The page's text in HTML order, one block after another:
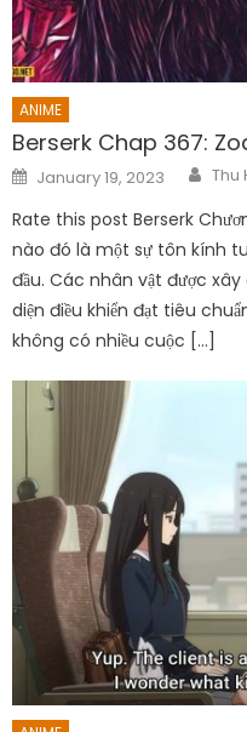
ANIME
Berserk Chap 367:
Posted
on
January 19, 2023 Thu
Rate this post Berserk
nào đó là một sự tôn kính
đầu. Các nhân vật được
diện điều khiển đạt tiêu
không có nhiều cuộc […]